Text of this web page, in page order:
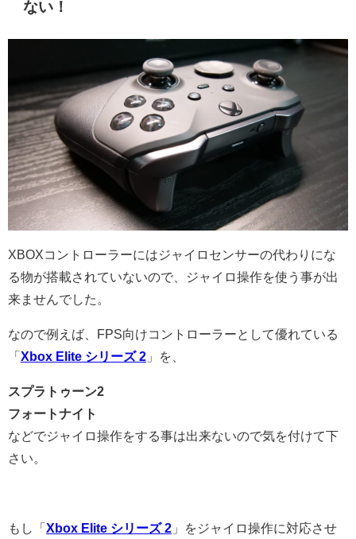
ない！
XBOXコントローラーにはジャイロセンサーの代わりにな
る物が搭載されていないので、ジャイロ操作を使う事が出
来ませんでした。
なので例えば、FPS向けコントローラーとして優れている
「 Xbox Elite シリーズ 2 」を、
スプラトゥーン2
フォートナイト
などでジャイロ操作をする事は出来ないので気を付けて下
さい。
もし「 Xbox Elite シリーズ 2 」をジャイロ操作に対応させ